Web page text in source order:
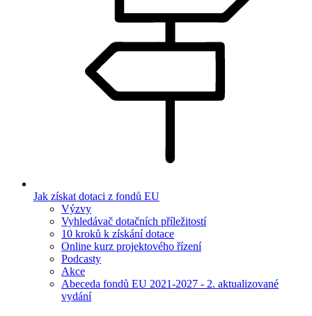
Jak získat dotaci z fondů EU
Výzvy
Vyhledávač dotačních příležitostí
10 kroků k získání dotace
Online kurz projektového řízení
Podcasty
Akce
Abeceda fondů EU 2021-2027 - 2. aktualizované
vydání